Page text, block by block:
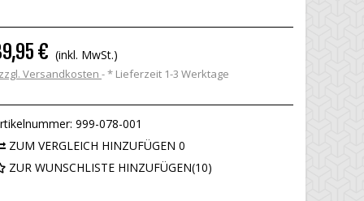
€ (inkl. MwSt.)
Versandkosten * Lieferzeit 1-3 Werktage
999-078-001
ZUM VERGLEICH HINZUFÜGEN 0
ZUR WUNSCHLISTE HINZUFÜGEN(10)